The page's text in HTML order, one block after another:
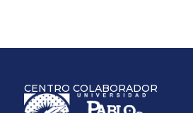
CENTRO COLABORADOR